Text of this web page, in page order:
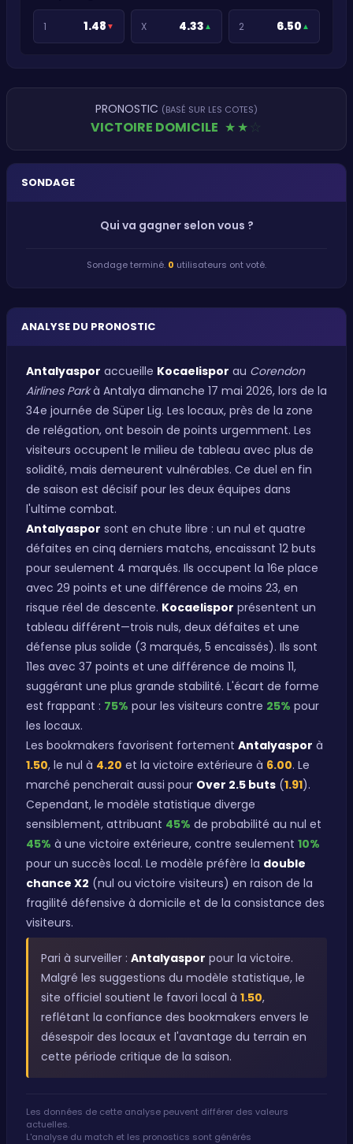
1 1.48 ▼ X 4.33 ▲ 2 6.50 ▲
PRONOSTIC (BASÉ SUR LES COTES)
VICTOIRE DOMICILE ★★ ★
SONDAGE
Qui va gagner selon vous ?
Sondage terminé. 0 utilisateurs ont voté.
ANALYSE DU PRONOSTIC
Antalyaspor accueille Kocaelispor au Corendon
Airlines Parkà Antalya dimanche 17 mai 2026, lors de la
34e journée de Süper Lig. Les locaux, près de la zone
de relégation, ont besoin de points urgemment. Les
visiteurs occupent le milieu de tableau avec plus de
solidité, mais demeurent vulnérables. Ce duel en fin
de saison est décisif pour les deux équipes dans
l'ultime combat.
Antalyaspor sont en chute libre : un nul et quatre
défaites en cinq derniers matchs, encaissant 12 buts
pour seulement 4 marqués. Ils occupent la 16e place
avec 29 points et une différence de moins 23, en
risque réel de descente. Kocaelispor présentent un
tableau différent—trois nuls, deux défaites et une
défense plus solide (3 marqués, 5 encaissés). Ils sont
11es avec 37 points et une différence de moins 11,
suggérant une plus grande stabilité. L'écart de forme
est frappant : 75% pour les visiteurs contre 25% pour
les locaux.
Les bookmakers favorisent fortement Antalyaspor à
1.50, le nul à 4.20 et la victoire extérieure à 6.00. Le
marché pencherait aussi pour Over 2.5 buts (1.91).
Cependant, le modèle statistique diverge
sensiblement, attribuant 45% de probabilité au nul et
45% à une victoire extérieure, contre seulement 10%
pour un succès local. Le modèle préfère la double
chance X2 (nul ou victoire visiteurs) en raison de la
fragilité défensive à domicile et de la consistance des
visiteurs.
Pari à surveiller : Antalyaspor pour la victoire.
Malgré les suggestions du modèle statistique, le
site officiel soutient le favori local à 1.50,
reflétant la confiance des bookmakers envers le
désespoir des locaux et l'avantage du terrain en
cette période critique de la saison.
Les données de cette analyse peuvent différer des valeurs
actuelles.
L'analyse du match et les pronostics sont générés